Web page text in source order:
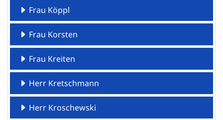
Frau Köppl
Frau Korsten
Frau Kreiten
Herr Kretschmann
Herr Kroschewski